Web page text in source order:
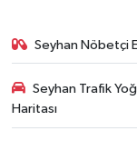
Seyhan Nöbetçi
Seyhan Trafik
Haritası